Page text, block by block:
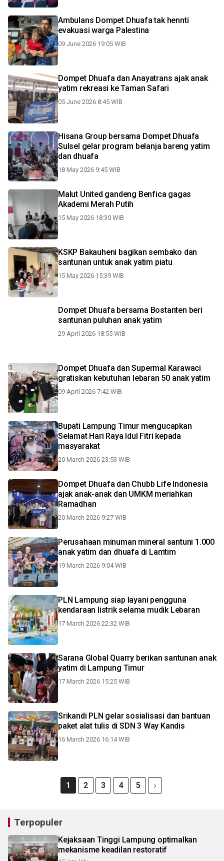
Ambulans Dompet Dhuafa tak hennti
evakuasi warga Palestina
09 June 2026 19:05 WIB
Dompet Dhuafa dan Anayatrans ajak anak
yatim rekreasi ke Taman Safari
05 June 2026 8:45 WIB
Hisana Group bersama Dompet Dhuafa
Sulsel gelar program belanja bareng yatim
dan dhuafa
18 May 2026 9:45 WIB
Malut United gandeng Benfica gagas
Akademi Merah Putih
15 May 2026 18:30 WIB
KSKP Bakauheni bagikan sembako dan
santunan untuk anak yatim piatu
15 May 2026 15:39 WIB
Dompet Dhuafa bersama Bostanten beri
santunan puluhan anak yatim
29 April 2026 18:55 WIB
Dompet Dhuafa dan Supermal Karawaci
gratiskan kebutuhan lebaran 50 anak yatim
09 April 2026 7:42 WIB
Bupati Lampung Timur mengucapkan
Selamat Hari Raya Idul Fitri kepada
masyarakat
20 March 2026 23:53 WIB
Dompet Dhuafa dan Chubb Life Indonesia
ajak anak-anak dan UMKM meriahkan
Ramadhan
20 March 2026 9:27 WIB
Perusahaan minuman mineral santuni 1.000
anak yatim dan dhuafa di Lamtim
19 March 2026 9:04 WIB
PLN Lampung siap layani pengguna
kendaraan listrik selama mudik Lebaran
17 March 2026 22:32 WIB
Sarana Global Quarry berikan santunan anak
yatim di Lampung Timur
17 March 2026 15:25 WIB
Srikandi PLN gelar sosialisasi dan bantuan
paket alat tulis di SDN 3 Way Kandis
16 March 2026 16:14 WIB
1 2 3 4 5
Terpopuler
Kejaksaan Tinggi Lampung optimalkan
mekanisme keadilan restoratif